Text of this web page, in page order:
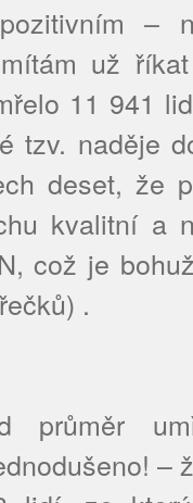
–
už
11 941
tzv. naděje
deset, že
kvalitní a
což je
.
průměr
–